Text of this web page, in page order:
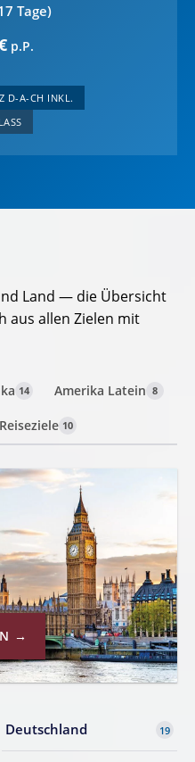
Tage)
p.P.
D-A-CH INKL.
Land — die Übersicht
aus allen Zielen mit
14 Amerika Latein 8
10
→
Deutschland 19